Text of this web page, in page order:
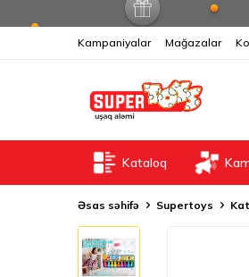
Kampaniyalar Mağazalar
Kataloq
Əsas səhifə Supertoys